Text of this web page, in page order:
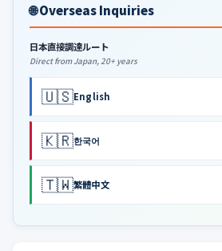
🌐 Overseas Inquiries
日本直接調達ルート
Direct from Japan, 20+ years
🇺🇸English
🇰🇷한국어
🇹🇼繁體中文